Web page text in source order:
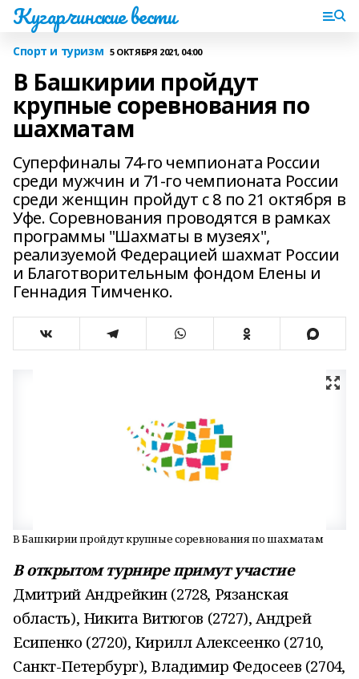
Кугарчинские вести
Спорт и туризм 5 ОКТЯБРЯ 2021, 04:00
В Башкирии пройдут
крупные соревнования по
шахматам
Суперфиналы 74-го чемпионата России
среди мужчин и 71-го чемпионата России
среди женщин пройдут с 8 по 21 октября в
Уфе. Соревнования проводятся в рамках
программы "Шахматы в музеях",
реализуемой Федерацией шахмат России
и Благотворительным фондом Елены и
Геннадия Тимченко.
В Башкирии пройдут крупные соревнования по шахматам
В открытом турнире примут участие
Дмитрий Андрейкин (2728, Рязанская
область), Никита Витюгов (2727), Андрей
Есипенко (2720), Кирилл Алексеенко (2710,
Санкт-Петербург), Владимир Федосеев (2704,